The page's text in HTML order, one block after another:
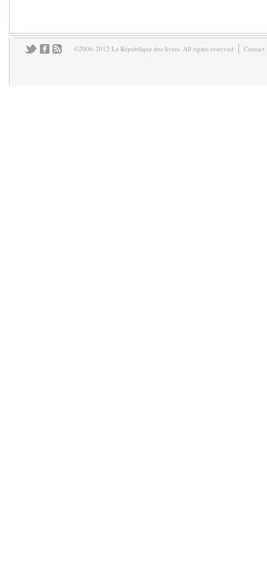
©2006-2012 La République des livres. All rights reserved Contact